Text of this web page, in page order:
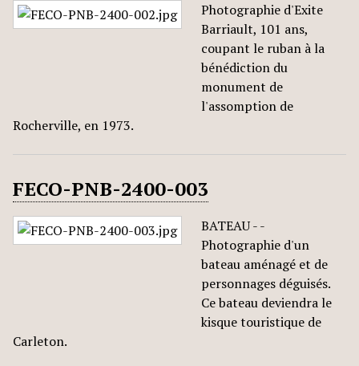
Photographie d'Exite
Barriault, 101 ans,
coupant le ruban à la
bénédiction du
monument de
l'assomption de
Rocherville, en 1973.
FECO-PNB-2400-003
BATEAU - -
Photographie d'un
bateau aménagé et de
personnages déguisés.
Ce bateau deviendra le
kisque touristique de
Carleton.